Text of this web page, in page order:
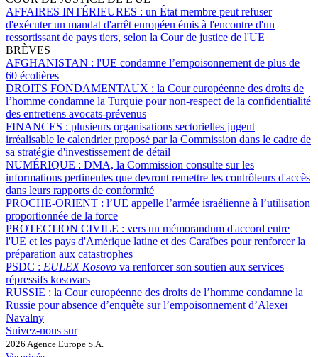
AFFAIRES INTÉRIEURES : un État membre peut refuser
d'exécuter un mandat d'arrêt européen émis à l'encontre d'un
ressortissant de pays tiers, selon la Cour de justice de l'UE
BRÈVES
AFGHANISTAN : l'UE condamne l’empoisonnement de plus de
60 écolières
DROITS FONDAMENTAUX : la Cour européenne des droits de
l’homme condamne la Turquie pour non-respect de la confidentialité
des entretiens avocats-prévenus
FINANCES : plusieurs organisations sectorielles jugent
irréalisable le calendrier proposé par la Commission dans le cadre de
sa stratégie d'investissement de détail
NUMÉRIQUE : DMA, la Commission consulte sur les
informations pertinentes que devront remettre les contrôleurs d'accès
dans leurs rapports de conformité
PROCHE-ORIENT : l’UE appelle l’armée israélienne à l’utilisation
proportionnée de la force
PROTECTION CIVILE : vers un mémorandum d'accord entre
l'UE et les pays d'Amérique latine et des Caraïbes pour renforcer la
préparation aux catastrophes
PSDC : EULEX Kosovo va renforcer son soutien aux services
répressifs kosovars
RUSSIE : la Cour européenne des droits de l’homme condamne la
Russie pour absence d’enquête sur l’empoisonnement d’Alexeï
Navalny
Suivez-nous sur
2026 Agence Europe S.A.